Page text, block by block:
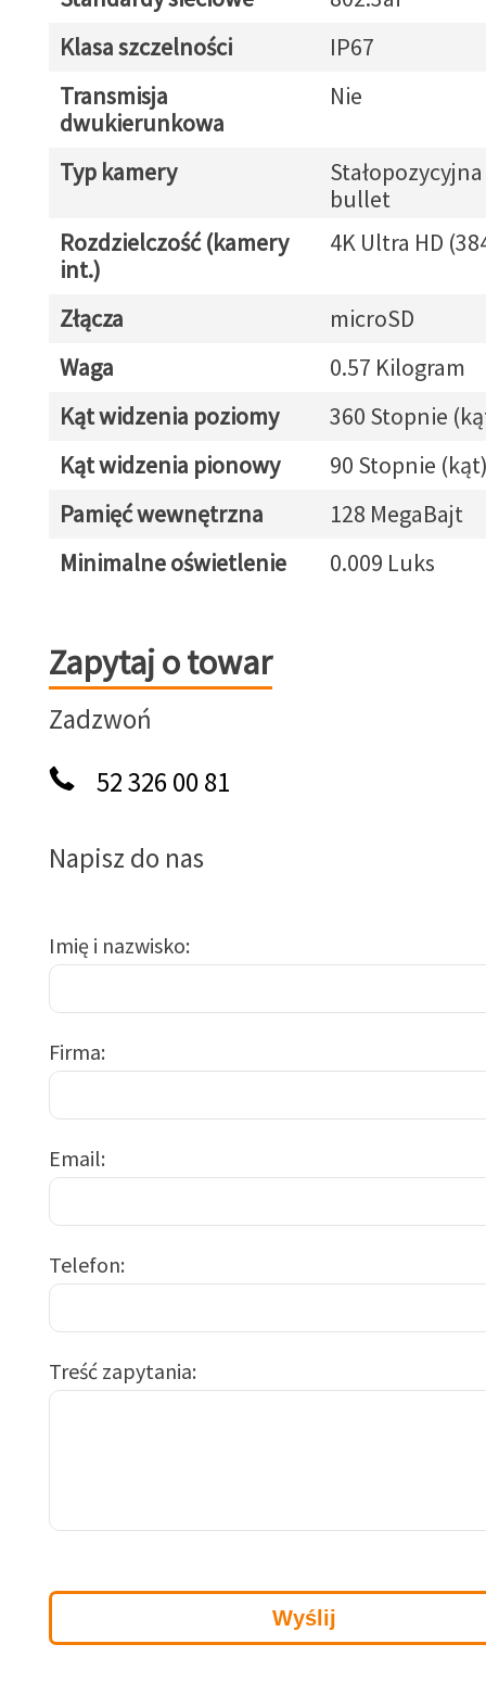
Klasa szczelności
IP67
Transmisja
dwukierunkowa
Nie
Typ kamery
bullet
Rozdzielczość (kamery
int.)
4K Ultra HD
Złącza
microSD
Waga
0.57 Kilogram
Kąt widzenia poziomy
360 Stopnie
Kąt widzenia pionowy
90 Stopnie
Pamięć wewnętrzna
128 MegaBajt
Minimalne oświetlenie
0.009 Luks
Zapytaj o towar
Zapytaj o towar
Zadzwoń
52 326 00 81
Napisz do nas
Imię i nazwisko
Firma
Email
Telefon
Treść zapytania